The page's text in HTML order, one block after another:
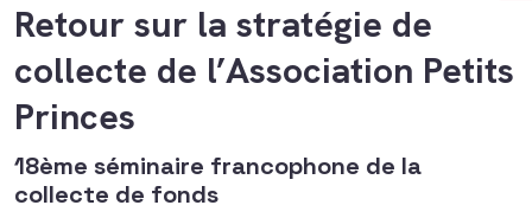
Retour sur la stratégie de
collecte de l’Association Petits
Princes
18ème séminaire francophone de la
collecte de fonds